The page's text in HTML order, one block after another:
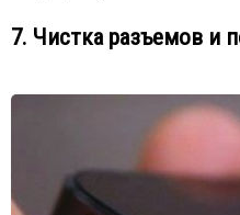
7. Чистка разъемов и